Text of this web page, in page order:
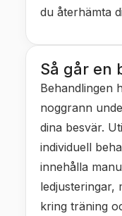
du återhämta
Så går en
Behandlingen
noggrann
dina besvär.
individuell
innehålla
ledjusteringar,
kring träning